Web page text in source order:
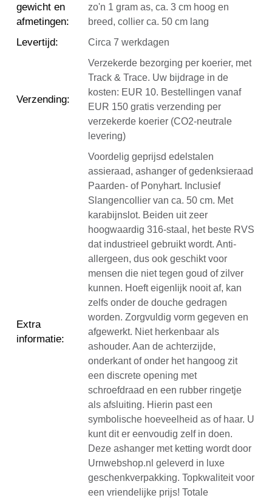
gewicht en
afmetingen:
zo'n 1 gram as, ca. 3 cm hoog en
breed, collier ca. 50 cm lang
Levertijd: Circa 7 werkdagen
Verzending:
Verzekerde bezorging per koerier, met
Track & Trace. Uw bijdrage in de
kosten: EUR 10. Bestellingen vanaf
EUR 150 gratis verzending per
verzekerde koerier (CO2-neutrale
levering)
Extra
informatie:
Voordelig geprijsd edelstalen
assieraad, ashanger of gedenksieraad
Paarden- of Ponyhart. Inclusief
Slangencollier van ca. 50 cm. Met
karabijnslot. Beiden uit zeer
hoogwaardig 316-staal, het beste RVS
dat industrieel gebruikt wordt. Anti-
allergeen, dus ook geschikt voor
mensen die niet tegen goud of zilver
kunnen. Hoeft eigenlijk nooit af, kan
zelfs onder de douche gedragen
worden. Zorgvuldig vorm gegeven en
afgewerkt. Niet herkenbaar als
ashouder. Aan de achterzijde,
onderkant of onder het hangoog zit
een discrete opening met
schroefdraad en een rubber ringetje
als afsluiting. Hierin past een
symbolische hoeveelheid as of haar. U
kunt dit er eenvoudig zelf in doen.
Deze ashanger met ketting wordt door
Urnwebshop.nl geleverd in luxe
geschenkverpakking. Topkwaliteit voor
een vriendelijke prijs! Totale